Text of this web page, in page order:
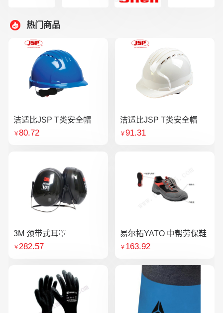
热门商品
洁适比JSP T类安全帽
￥80.72
洁适比JSP T类安全帽
￥91.31
3M 颈带式耳罩
￥282.57
易尔拓YATO 中帮劳保鞋
￥ 163.92